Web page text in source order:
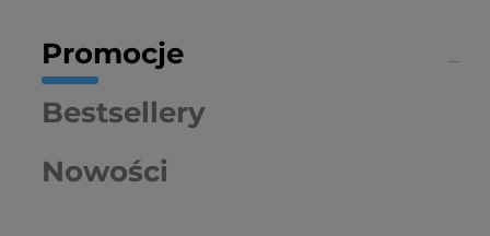
Promocje
Nowości
Bestsellery